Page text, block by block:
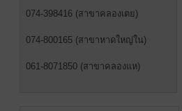
074-398416 (สาขาคลองเตย)
074-800165 (สาขาหาดใหญ่ใน)
061-8071850 (สาขาคลองแห)